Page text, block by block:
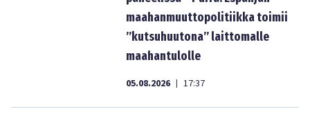
maahanmuuttopolitiikka toimii
”kutsuhuutona” laittomalle
maahantulolle
05.08.2026 | 17:37